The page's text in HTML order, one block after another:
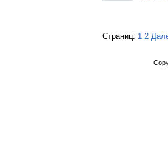
Страниц: 1 2